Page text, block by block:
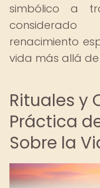
simbólico a
renacimiento
vida más allá
Rituales y
Práctica
Sobre la